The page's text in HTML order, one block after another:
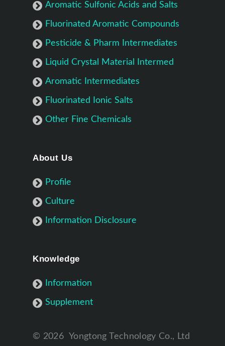
Aromatic Sulfonic Acids and Salts
Fluorinated Aromatic Compounds
Pesticide & Pharm Intermediates
Liquid Crystal Material Intermed
Aromatic Intermediates
Fluorinated Ionic Salts
Other Fine Chemicals
About Us
Profile
Culture
Information Disclosure
Knowledge
Information
Supplement
© 2026 Yongtong Technology Co., Ltd